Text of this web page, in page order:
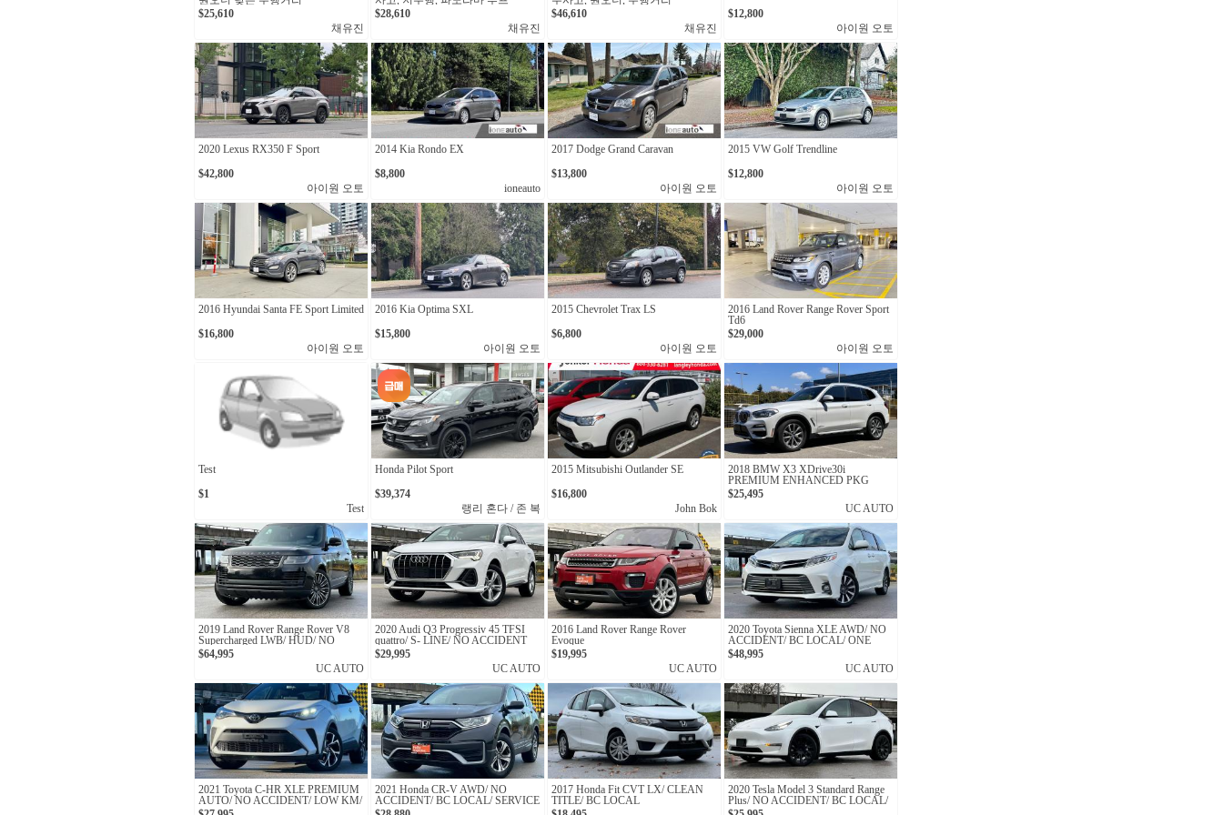
$25,610
채유진
$28,610
채유진
11,798km
$46,610
채유진
$12,800
아이원 오토
2020 Lexus RX350 F Sport
$42,800
아이원 오토
2014 Kia Rondo EX
$8,800
ioneauto
2017 Dodge Grand Caravan
$13,800
아이원 오토
2015 VW Golf Trendline
$12,800
아이원 오토
2016 Hyundai Santa FE Sport Limited
$16,800
아이원 오토
2016 Kia Optima SXL
$15,800
아이원 오토
2015 Chevrolet Trax LS
$6,800
아이원 오토
2016 Land Rover Range Rover Sport
Td6
$29,000
아이원 오토
Test
$1
Test
Honda Pilot Sport
$39,374
랭리 혼다 / 존 복
2015 Mitsubishi Outlander SE
$16,800
John Bok
2018 BMW X3 XDrive30i
PREMIUM ENHANCED PKG
$25,495
UC AUTO
2019 Land Rover Range Rover V8
Supercharged LWB/ HUD/ NO
ACCIDENT/ MASSAGE SEATS
$64,995
UC AUTO
2020 Audi Q3 Progressiv 45 TFSI
quattro/ S- LINE/ NO ACCIDENT
$29,995
UC AUTO
2016 Land Rover Range Rover
Evoque
$19,995
UC AUTO
2020 Toyota Sienna XLE AWD/ NO
ACCIDENT/ BC LOCAL/ ONE
OWNER
$48,995
UC AUTO
2021 Toyota C-HR XLE PREMIUM
AUTO/ NO ACCIDENT/ LOW KM/
PRE-COLLISION SYSTEM
2021 Honda CR-V AWD/ NO
ACCIDENT/ BC LOCAL/ SERVICE
RECORD
2017 Honda Fit CVT LX/ CLEAN
TITLE/ BC LOCAL
2020 Tesla Model 3 Standard Range
Plus/ NO ACCIDENT/ BC LOCAL/
ONE OWNER